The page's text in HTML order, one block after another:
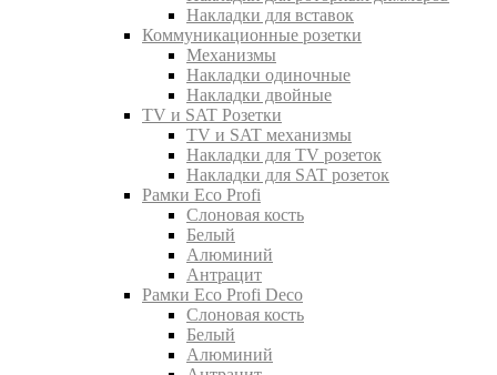
Накладки для вставок
Коммуникационные розетки
Механизмы
Накладки одиночные
Накладки двойные
TV и SAT Розетки
TV и SAT механизмы
Накладки для TV розеток
Накладки для SAT розеток
Рамки Eco Profi
Слоновая кость
Белый
Алюминий
Антрацит
Рамки Eco Profi Deco
Слоновая кость
Белый
Алюминий